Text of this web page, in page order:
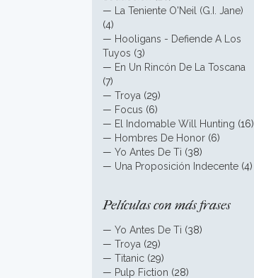
—
La Teniente O'Neil (G.I. Jane)
(4)
— Hooligans - Defiende A Los
Tuyos (3)
— En Un Rincón De La Toscana
(7)
— Troya (29)
— Focus (6)
— El Indomable Will Hunting (16)
— Hombres De Honor (6)
— Yo Antes De Ti (38)
— Una Proposición Indecente (4)
Películas con más frases
— Yo Antes De Ti (38)
— Troya (29)
— Titanic (29)
— Pulp Fiction (28)